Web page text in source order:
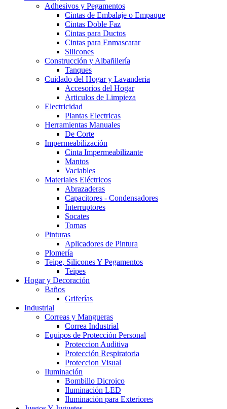
Adhesivos y Pegamentos
Cintas de Embalaje o Empaque
Cintas Doble Faz
Cintas para Ductos
Cintas para Enmascarar
Silicones
Construcción y Albañilería
Tanques
Cuidado del Hogar y Lavanderia
Accesorios del Hogar
Articulos de Limpieza
Electricidad
Plantas Electricas
Herramientas Manuales
De Corte
Impermeabilización
Cinta Impermeabilizante
Mantos
Vaciables
Materiales Eléctricos
Abrazaderas
Capacitores - Condensadores
Interruptores
Socates
Tomas
Pinturas
Aplicadores de Pintura
Plomería
Teipe, Silicones Y Pegamentos
Teipes
Hogar y Decoración
Baños
Griferías
Industrial
Correas y Mangueras
Correa Industrial
Equipos de Protección Personal
Proteccion Auditiva
Protección Respiratoria
Proteccion Visual
Iluminación
Bombillo Dicroico
Iluminación LED
Iluminación para Exteriores